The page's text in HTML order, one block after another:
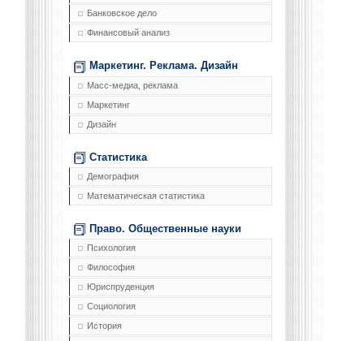
Банковское дело
Финансовый анализ
Маркетинг. Реклама. Дизайн
Масс-медиа, реклама
Маркетинг
Дизайн
Статистика
Демография
Математическая статистика
Право. Общественные науки
Психология
Философия
Юриспруденция
Социология
История